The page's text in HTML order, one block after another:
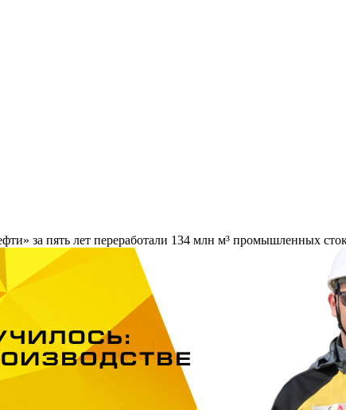
за пять лет переработали 134 млн м³ промышленных